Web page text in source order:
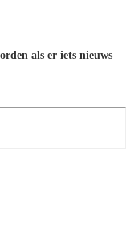
als er iets nieuws